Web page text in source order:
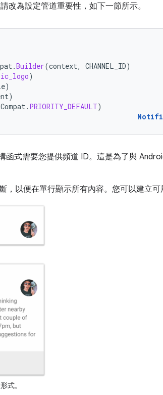
改為設定管道重要性，如下一節所示。
.Builder(context, CHANNEL_ID)
ic_logo)
)
)
. PRIORITY_DEFAULT)
函式需要您提供頻道 ID。這是為了與
，以便在單行顯示所有內容。您可以建立可
式。